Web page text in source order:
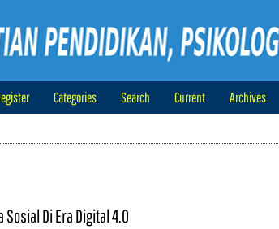
Categories Search Current Archives
Di Era Digital 4.0